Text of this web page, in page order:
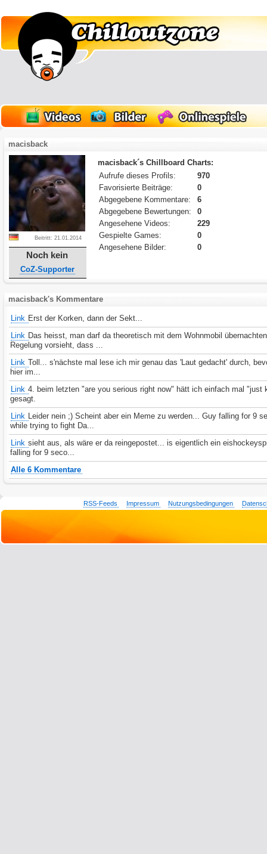
macisback
Beitritt: 21.01.2014
Noch kein
CoZ-Supporter
macisback´s Chillboard Charts:
Aufrufe dieses Profils:
970
Favorisierte Beiträge:
0
Abgegebene Kommentare:
6
Abgegebene Bewertungen:
0
Angesehene Videos:
229
Gespielte Games:
0
Angesehene Bilder:
0
macisback's Kommentare
Link Erst der Korken, dann der Sekt...
Link Das heisst, man darf da theoretisch mit dem Wohnmobil
Regelung vorsieht, dass ...
Link Toll... s'nächste mal lese ich mir genau das 'Laut gedacht' durch,
hier im...
Link 4. beim letzten "are you serious right now" hätt ich einfach mal "just
gesagt.
Link Leider nein ;) Scheint aber ein Meme zu werden... Guy falling for 9
while trying to fight Da...
Link sieht aus, als wäre er da reingepostet... is eigentlich ein
falling for 9 seco...
Alle 6 Kommentare
RSS-Feeds Impressum Nutzungsbedingungen